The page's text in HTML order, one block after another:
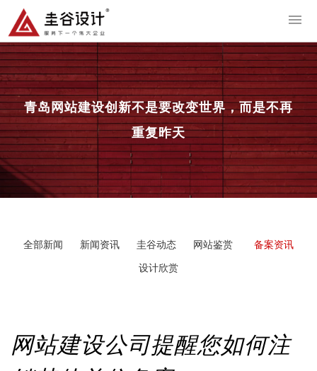
青岛网站建设创新不是要改变世界，而是不再
重复昨天
全部新闻 新闻资讯 圭谷动态 网站鉴赏 备案资讯
设计欣赏
网站建设公司提醒您如何注